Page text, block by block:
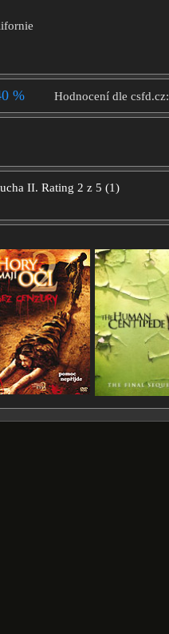
% Hodnocení dle csfd.cz:
II. Rating 2 z 5 (1)